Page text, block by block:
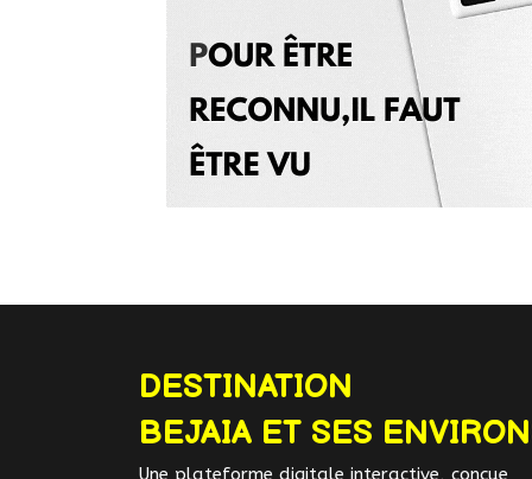
DESTINATION
BEJAIA ET SES
Une plateforme digitale interactive, conçue